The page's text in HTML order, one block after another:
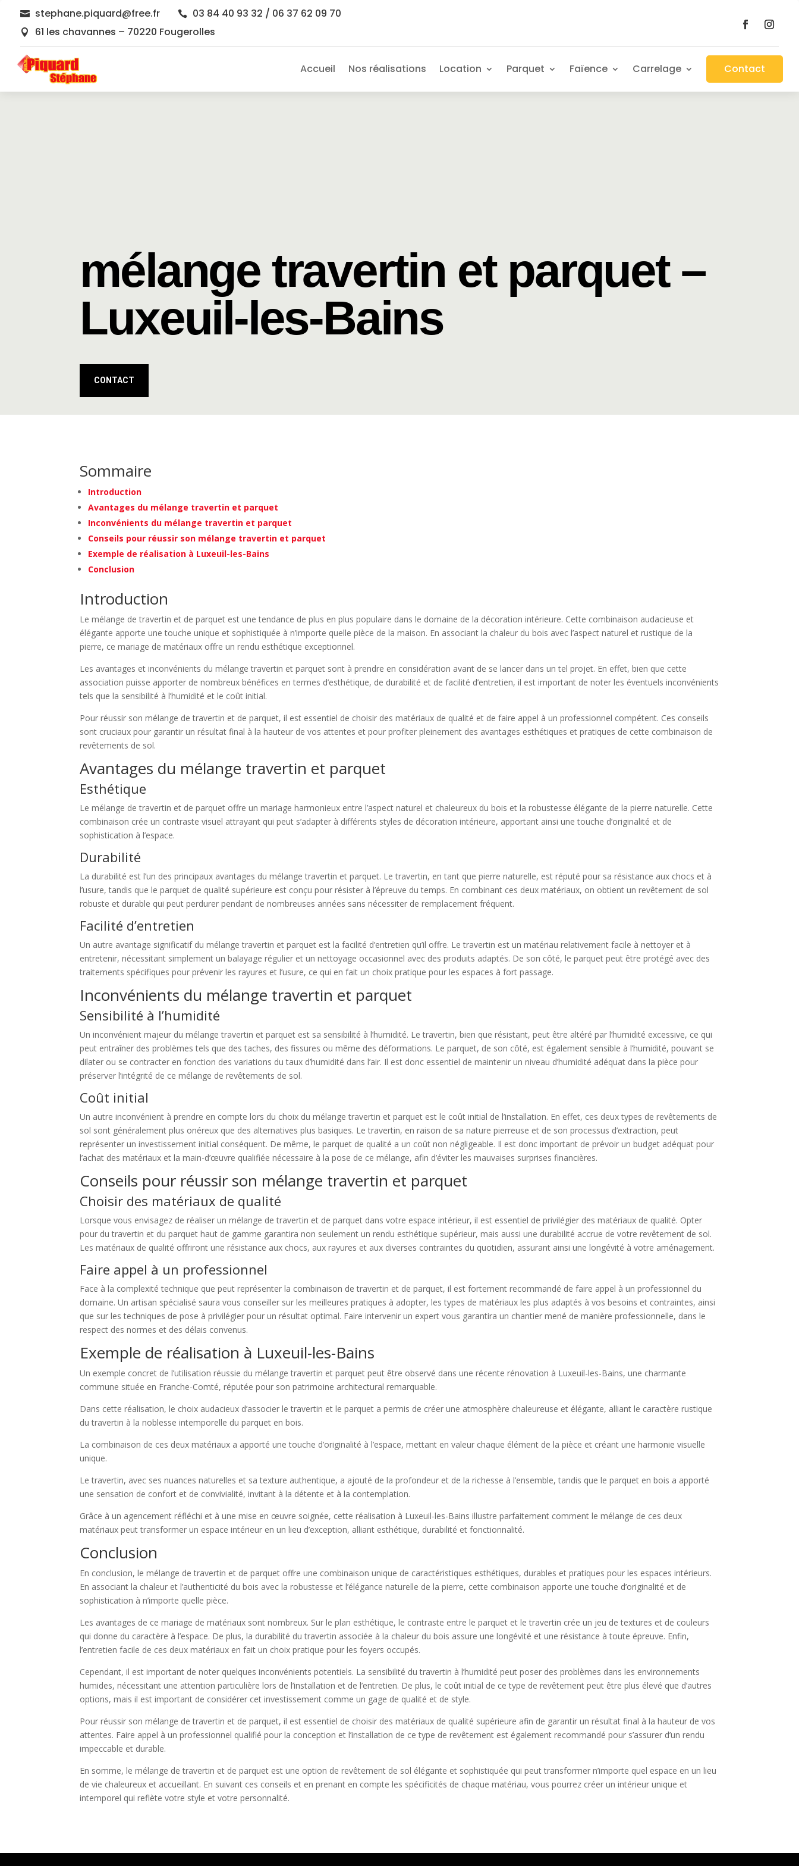
 stephane.piquard@free.fr  03 84 40 93 32 / 06 37 62 09 70
 61 les chavannes – 70220 Fougerolles
Accueil Nos réalisations Location Parquet Faïence Carrelage Contact
mélange travertin et parquet –
Luxeuil-les-Bains
CONTACT
Sommaire
Introduction
Avantages du mélange travertin et parquet
Inconvénients du mélange travertin et parquet
Conseils pour réussir son mélange travertin et parquet
Exemple de réalisation à Luxeuil-les-Bains
Conclusion
Introduction
Le mélange de travertin et de parquet est une tendance de plus en plus populaire dans le domaine de la décoration intérieure. Cette combinaison audacieuse et
élégante apporte une touche unique et sophistiquée à n’importe quelle pièce de la maison. En associant la chaleur du bois avec l’aspect naturel et rustique de la
pierre, ce mariage de matériaux offre un rendu esthétique exceptionnel.
Les avantages et inconvénients du mélange travertin et parquet sont à prendre en considération avant de se lancer dans un tel projet. En effet, bien que cette
association puisse apporter de nombreux bénéfices en termes d’esthétique, de durabilité et de facilité d’entretien, il est important de noter les éventuels inconvénients
tels que la sensibilité à l’humidité et le coût initial.
Pour réussir son mélange de travertin et de parquet, il est essentiel de choisir des matériaux de qualité et de faire appel à un professionnel compétent. Ces conseils
sont cruciaux pour garantir un résultat final à la hauteur de vos attentes et pour profiter pleinement des avantages esthétiques et pratiques de cette combinaison de
revêtements de sol.
Avantages du mélange travertin et parquet
Esthétique
Le mélange de travertin et de parquet offre un mariage harmonieux entre l’aspect naturel et chaleureux du bois et la robustesse élégante de la pierre naturelle. Cette
combinaison crée un contraste visuel attrayant qui peut s’adapter à différents styles de décoration intérieure, apportant ainsi une touche d’originalité et de
sophistication à l’espace.
Durabilité
La durabilité est l’un des principaux avantages du mélange travertin et parquet. Le travertin, en tant que pierre naturelle, est réputé pour sa résistance aux chocs et à
l’usure, tandis que le parquet de qualité supérieure est conçu pour résister à l’épreuve du temps. En combinant ces deux matériaux, on obtient un revêtement de sol
robuste et durable qui peut perdurer pendant de nombreuses années sans nécessiter de remplacement fréquent.
Facilité d’entretien
Un autre avantage significatif du mélange travertin et parquet est la facilité d’entretien qu’il offre. Le travertin est un matériau relativement facile à nettoyer et à
entretenir, nécessitant simplement un balayage régulier et un nettoyage occasionnel avec des produits adaptés. De son côté, le parquet peut être protégé avec des
traitements spécifiques pour prévenir les rayures et l’usure, ce qui en fait un choix pratique pour les espaces à fort passage.
Inconvénients du mélange travertin et parquet
Sensibilité à l’humidité
Un inconvénient majeur du mélange travertin et parquet est sa sensibilité à l’humidité. Le travertin, bien que résistant, peut être altéré par l’humidité excessive, ce qui
peut entraîner des problèmes tels que des taches, des fissures ou même des déformations. Le parquet, de son côté, est également sensible à l’humidité, pouvant se
dilater ou se contracter en fonction des variations du taux d’humidité dans l’air. Il est donc essentiel de maintenir un niveau d’humidité adéquat dans la pièce pour
préserver l’intégrité de ce mélange de revêtements de sol.
Coût initial
Un autre inconvénient à prendre en compte lors du choix du mélange travertin et parquet est le coût initial de l’installation. En effet, ces deux types de revêtements de
sol sont généralement plus onéreux que des alternatives plus basiques. Le travertin, en raison de sa nature pierreuse et de son processus d’extraction, peut
représenter un investissement initial conséquent. De même, le parquet de qualité a un coût non négligeable. Il est donc important de prévoir un budget adéquat pour
l’achat des matériaux et la main-d’œuvre qualifiée nécessaire à la pose de ce mélange, afin d’éviter les mauvaises surprises financières.
Conseils pour réussir son mélange travertin et parquet
Choisir des matériaux de qualité
Lorsque vous envisagez de réaliser un mélange de travertin et de parquet dans votre espace intérieur, il est essentiel de privilégier des matériaux de qualité. Opter
pour du travertin et du parquet haut de gamme garantira non seulement un rendu esthétique supérieur, mais aussi une durabilité accrue de votre revêtement de sol.
Les matériaux de qualité offriront une résistance aux chocs, aux rayures et aux diverses contraintes du quotidien, assurant ainsi une longévité à votre aménagement.
Faire appel à un professionnel
Face à la complexité technique que peut représenter la combinaison de travertin et de parquet, il est fortement recommandé de faire appel à un professionnel du
domaine. Un artisan spécialisé saura vous conseiller sur les meilleures pratiques à adopter, les types de matériaux les plus adaptés à vos besoins et contraintes, ainsi
que sur les techniques de pose à privilégier pour un résultat optimal. Faire intervenir un expert vous garantira un chantier mené de manière professionnelle, dans le
respect des normes et des délais convenus.
Exemple de réalisation à Luxeuil-les-Bains
Un exemple concret de l’utilisation réussie du mélange travertin et parquet peut être observé dans une récente rénovation à Luxeuil-les-Bains, une charmante
commune située en Franche-Comté, réputée pour son patrimoine architectural remarquable.
Dans cette réalisation, le choix audacieux d’associer le travertin et le parquet a permis de créer une atmosphère chaleureuse et élégante, alliant le caractère rustique
du travertin à la noblesse intemporelle du parquet en bois.
La combinaison de ces deux matériaux a apporté une touche d’originalité à l’espace, mettant en valeur chaque élément de la pièce et créant une harmonie visuelle
unique.
Le travertin, avec ses nuances naturelles et sa texture authentique, a ajouté de la profondeur et de la richesse à l’ensemble, tandis que le parquet en bois a apporté
une sensation de confort et de convivialité, invitant à la détente et à la contemplation.
Grâce à un agencement réfléchi et à une mise en œuvre soignée, cette réalisation à Luxeuil-les-Bains illustre parfaitement comment le mélange de ces deux
matériaux peut transformer un espace intérieur en un lieu d’exception, alliant esthétique, durabilité et fonctionnalité.
Conclusion
En conclusion, le mélange de travertin et de parquet offre une combinaison unique de caractéristiques esthétiques, durables et pratiques pour les espaces intérieurs.
En associant la chaleur et l’authenticité du bois avec la robustesse et l’élégance naturelle de la pierre, cette combinaison apporte une touche d’originalité et de
sophistication à n’importe quelle pièce.
Les avantages de ce mariage de matériaux sont nombreux. Sur le plan esthétique, le contraste entre le parquet et le travertin crée un jeu de textures et de couleurs
qui donne du caractère à l’espace. De plus, la durabilité du travertin associée à la chaleur du bois assure une longévité et une résistance à toute épreuve. Enfin,
l’entretien facile de ces deux matériaux en fait un choix pratique pour les foyers occupés.
Cependant, il est important de noter quelques inconvénients potentiels. La sensibilité du travertin à l’humidité peut poser des problèmes dans les environnements
humides, nécessitant une attention particulière lors de l’installation et de l’entretien. De plus, le coût initial de ce type de revêtement peut être plus élevé que d’autres
options, mais il est important de considérer cet investissement comme un gage de qualité et de style.
Pour réussir son mélange de travertin et de parquet, il est essentiel de choisir des matériaux de qualité supérieure afin de garantir un résultat final à la hauteur de vos
attentes. Faire appel à un professionnel qualifié pour la conception et l’installation de ce type de revêtement est également recommandé pour s’assurer d’un rendu
impeccable et durable.
En somme, le mélange de travertin et de parquet est une option de revêtement de sol élégante et sophistiquée qui peut transformer n’importe quel espace en un lieu
de vie chaleureux et accueillant. En suivant ces conseils et en prenant en compte les spécificités de chaque matériau, vous pourrez créer un intérieur unique et
intemporel qui reflète votre style et votre personnalité.